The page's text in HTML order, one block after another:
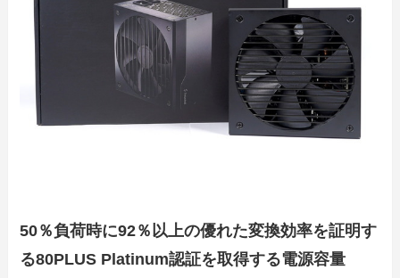
50％負荷時に92％以上の優れた変換効率を証明す
る80PLUS Platinum認証を取得する電源容量